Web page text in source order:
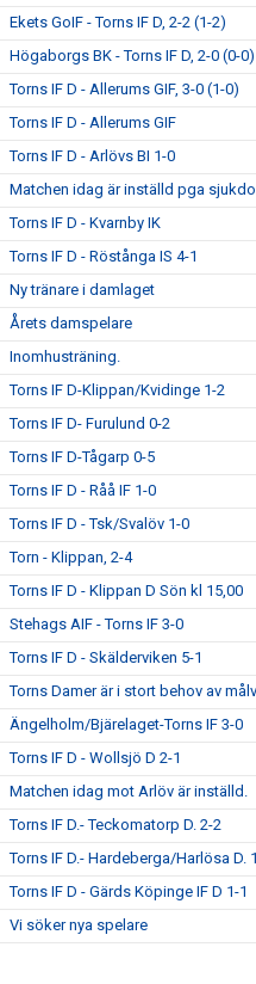
Ekets GoIF - Torns IF D, 2-2 (1-2)
Högaborgs BK - Torns IF D, 2-0 (0-0)
Torns IF D - Allerums GIF, 3-0 (1-0)
Torns IF D - Allerums GIF
Torns IF D - Arlövs BI 1-0
Matchen idag är inställd pga
Torns IF D - Kvarnby IK
Torns IF D - Röstånga IS 4-1
Ny tränare i damlaget
Årets damspelare
Inomhusträning.
Torns IF D-Klippan/Kvidinge 1-2
Torns IF D- Furulund 0-2
Torns IF D-Tågarp 0-5
Torns IF D - Råå IF 1-0
Torns IF D - Tsk/Svalöv 1-0
Torn - Klippan, 2-4
Torns IF D - Klippan D Sön kl 15,00
Stehags AIF - Torns IF 3-0
Torns IF D - Skälderviken 5-1
Torns Damer är i stort behov av
Ängelholm/Bjärelaget-Torns IF 3-0
Torns IF D - Wollsjö D 2-1
Matchen idag mot Arlöv är inställd.
Torns IF D.- Teckomatorp D. 2-2
Torns IF D.- Hardeberga/Harlösa D.
Torns IF D - Gärds Köpinge IF D 1-1
Vi söker nya spelare